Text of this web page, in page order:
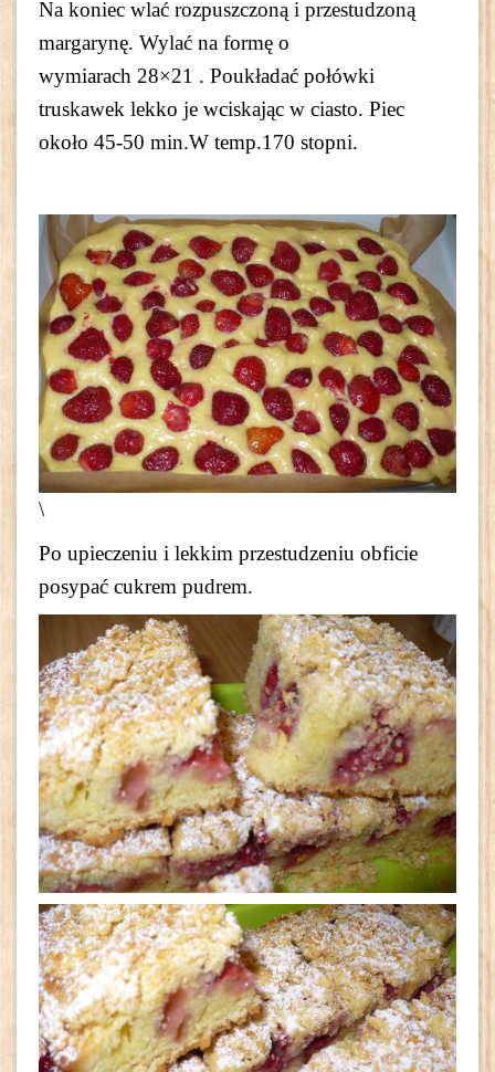
Na koniec wlać rozpuszczoną i przestudzoną
margarynę. Wylać na formę o
wymiarach 28×21 . Poukładać połówki
truskawek lekko je wciskając w ciasto. Piec
około 45-50 min.W temp.170 stopni.
\
Po upieczeniu i lekkim przestudzeniu obficie
posypać cukrem pudrem.